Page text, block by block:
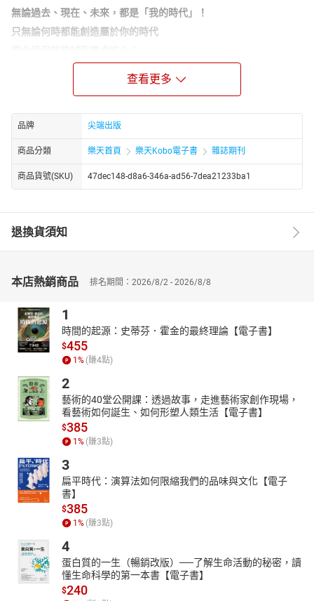
無論過去、現在、未來，都是「我的時代」！
只無論何時都能創造屬於你的時代
每一次見到小樂，都覺得他又更加成熟一點了！但不變的是他親切
又喜歡逗人開心的個性，就像大家在電視上、訪問中看到的他一
樣，私下給人感覺也是善良又努力的他，每次都開心的跟大家分享
他最近的點點滴滴，聽得出來工作行程總是馬不停蹄，但從不會聽
到他抱怨工作有多辛苦，取而代之的是每一次拍戲、錄專輯有多少
有趣的事發生！以及興奮的說他又學到什麼了！不斷在各領域成功
的小樂‧吳思賢，絕對不單只是因為他完美的外表、家庭與學歷，
而是永遠保持熱誠與謙虛的心！無論何時他都能創造屬於自己「樂
的時代」！
- WINTER AND SPRING FASHION TREND –
冬→春7大黃金穿搭公式****♥
「冬衣＋春衣」秒穿出春季時髦感！
涼爽的春季，還沒購入春季衣裳的女孩也別擔心，這次小編要告訴
孩不用買衣也能擁有最時髦的LOOK喔！
**新年時髦色正解大公開****♥ **
嚴選8大紅色調穿搭終
2月迎來了農曆新年，而今年又正剛好小年夜遇上西洋情人節，讓人
對2月份更是期待！而美到放長假或重要節日，女孩對穿搭就一點也
不能馬虎，這次特別要教女孩們如何穿出時髦的紅色系穿搭，利用
不同色調的紅色，不只應景亮眼，又能穿出有別以往的紅色系穿搭
皮草、天鵝絨、亮片等高調材質的配件大集合！
3大必備時尚
冬季小物購物清單LIST！
冬季到達尾聲，想必女孩們都購入了冬季單品了吧～？但面對約會
及聚會不斷的2月份，是否想要讓自己的穿搭再更時髦一點呢？只要
利用少少的預算，鎖定投資再配件上，就能輕鬆讓穿搭看起來看別
人截然不同唷！
好感度瞬飆、魅力全開！３大場合別提案
查看更多
品牌 尖端出版
商品分類 樂天首頁 樂天Kobo電子書 雜誌期刊
商品貨號(SKU) 47dec148-d8a6-346a-ad56-7dea21233ba1
退換貨須知
本店熱銷商品 排名期間：2026/8/2 - 2026/8/8
1
時間的起源：史蒂芬．霍金的最終理論【電子書】
$455
1 % (賺4點)
2
藝術的40堂公開課：透過故事，走進藝術家創作現場，
看藝術如何誕生、如何形塑人類生活【電子書】
$385
1 % (賺3點)
3
扁平時代：演算法如何限縮我們的品味與文化【電子
書】
$385
1 % (賺3點)
4
蛋白質的一生（暢銷改版）──了解生命活動的秘密，讀
懂生命科學的第一本書【電子書】
$240